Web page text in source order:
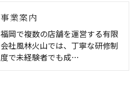
事業案内
福岡で複数の店舗を運営する有限
会社風林火山では、丁寧な研修制
度で未経験者でも成…